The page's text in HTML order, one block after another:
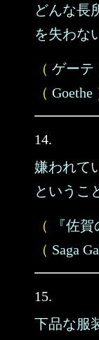
どんな長
を失わな
（ ゲーテ
（ Goethe
14.
嫌われて
というこ
（ 『佐
（ Saga
15.
下品な服